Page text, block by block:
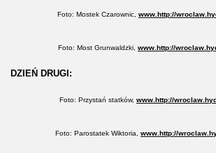
Foto: Mostek Czarownic, www.http://
Foto: Most Grunwaldzki, www.http://
DZIEŃ DRUGI:
Foto: Przystań statków, www.http://
Foto: Parostatek Wiktoria, www.http://